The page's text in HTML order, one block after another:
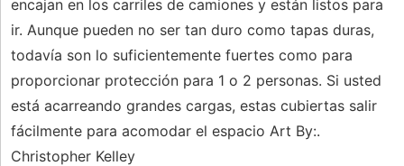
encajan en los carriles de camiones y están listos para
ir. Aunque pueden no ser tan duro como tapas duras,
todavía son lo suficientemente fuertes como para
proporcionar protección para 1 o 2 personas. Si usted
está acarreando grandes cargas, estas cubiertas salir
fácilmente para acomodar el espacio Art By:.
Christopher Kelley